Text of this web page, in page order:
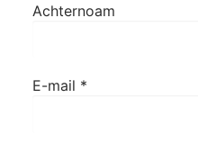
Achternoam
E-mail *